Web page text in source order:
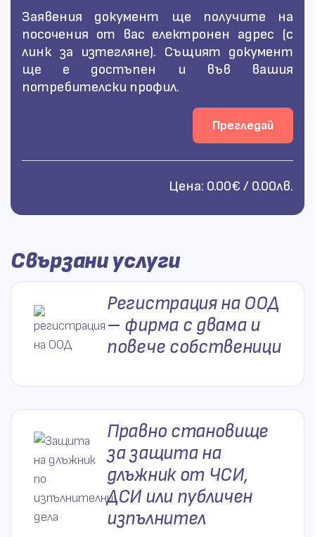
Заявения документ ще получите на
посочения от вас електронен адрес (с
линк за изтегляне). Същият документ
ще е достъпен и във вашия
потребителски профил.
Прегледай
Цена: 0.00€ / 0.00лв.
Свързани услуги
Регистрация на ООД
– фирма с двама и
повече собственици
Правно становище
за защита на
длъжник от ЧСИ,
ДСИ или публичен
изпълнител